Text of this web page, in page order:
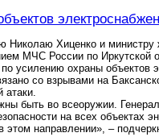
Николаю Хиценко и
МЧС России по Иркутской
усилению охраны объектов
со взрывами на
атаки.
быть во всеоружии.
на всех объектах
этом направлении», –